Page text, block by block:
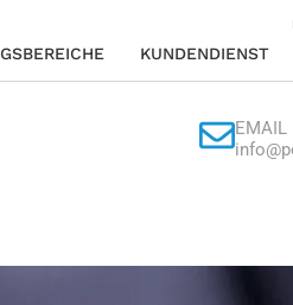
KUNDENDIENST
EMAIL